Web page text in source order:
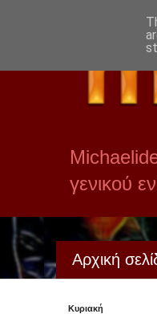
γενικού
Αρχική
Κυριακή